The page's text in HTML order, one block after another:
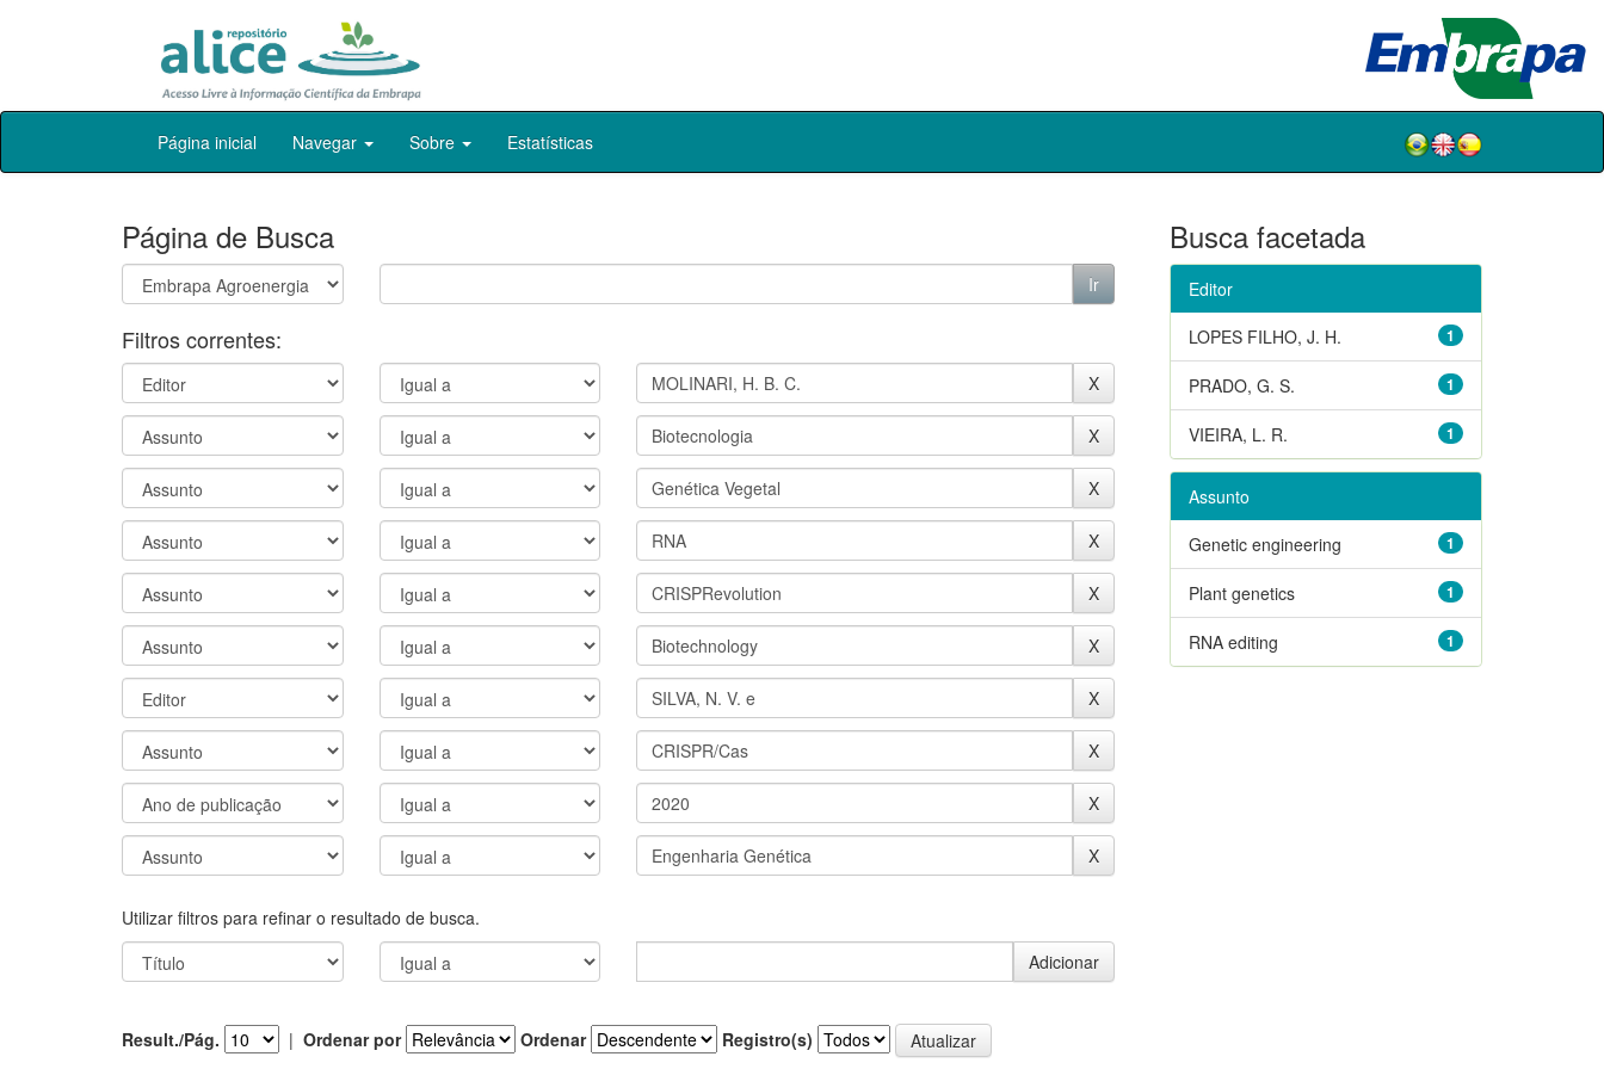
Skip
Página inicial Navegar Sobre Estatísticas
Página de Busca
Filtros correntes:
Utilizar filtros para refinar o resultado de busca.
Result./Pág. | Ordenar por Ordenar Registro(s)
Busca facetada
Editor
1
LOPES FILHO, J. H.
1
PRADO, G. S.
1
VIEIRA, L. R.
Assunto
1
Genetic engineering
1
Plant genetics
1
RNA editing